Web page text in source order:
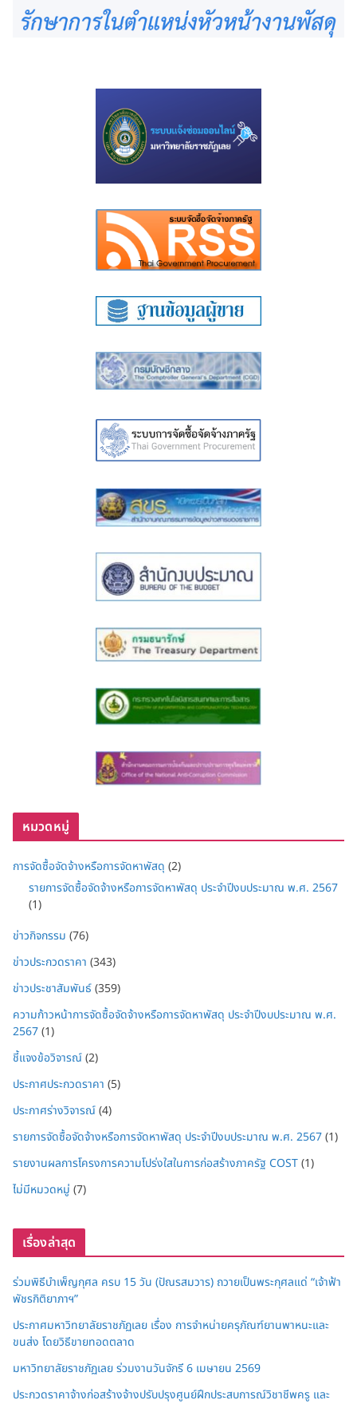
หมวดหมู่
การจัดซื้อจัดจ้างหรือการจัดหาพัสดุ (2)
รายการจัดซื้อจัดจ้างหรือการจัดหาพัสดุ ประจำปีงบประมาณ พ.ศ. 2567
(1)
ข่าวกิจกรรม (76)
ข่าวประกวดราคา (343)
ข่าวประชาสัมพันธ์(359)
ความก้าวหน้าการจัดซื้อจัดจ้างหรือการจัดหาพัสดุ ประจำปีงบประมาณ พ.ศ.
2567(1)
ชี้แจงข้อวิจารณ์(2)
ประกาศประกวดราคา (5)
ประกาศร่างวิจารณ์(4)
รายการจัดซื้อจัดจ้างหรือการจัดหาพัสดุ ประจำปีงบประมาณ พ.ศ. 2567(1)
รายงานผลการโครงการความโปร่งใสในการก่อสร้างภาครัฐ COST(1)
ไม่มีหมวดหมู่ (7)
เรื่องล่าสุด
ร่วมพิธีบำเพ็ญกุศล ครบ 15 วัน (ปัณรสมวาร) ถวายเป็นพระกุศลแด่ “เจ้าฟ้า
พัชรกิติยาภาฯ”
ประกาศมหาวิทยาลัยราชภัฏเลย เรื่อง การจำหน่ายครุภัณฑ์ยานพาหนะและ
ขนส่ง โดยวิธีขายทอดตลาด
มหาวิทยาลัยราชภัฏเลย ร่วมงานวันจักรี 6 เมษายน 2569
ประกวดราคาจ้างก่อสร้างจ้างปรับปรุงศูนย์ฝึกประสบการณ์วิชาชีพครู และ